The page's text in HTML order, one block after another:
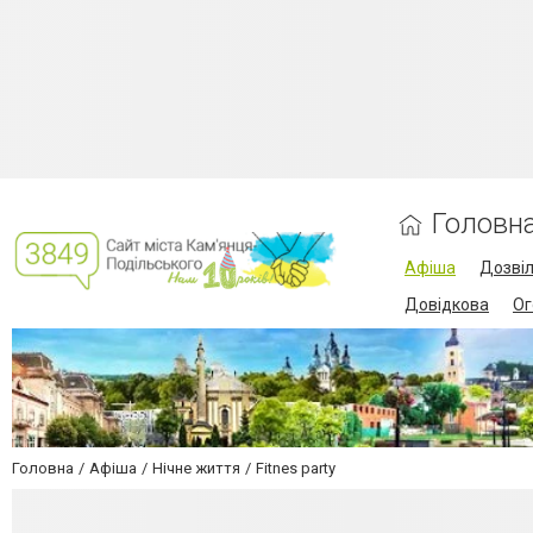
Афіша
Довідкова
Головна Афіша Нічне життя Fitnes party